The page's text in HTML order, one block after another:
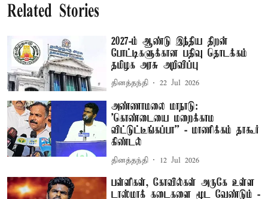
Related Stories
2027-ம் ஆண்டு இந்திய திறன்
போட்டிகளுக்கான பதிவு தொடக்கம் –
தமிழக அரசு அறிவிப்பு
தினத்தந்தி 22 Jul 2026
அண்ணாமலை மாநாடு:
'கொண்டையை மறைக்காம
விட்டுட்டீங்கப்பா'' - மாணிக்கம் தாகூர்
கிண்டல்
தினத்தந்தி 12 Jul 2026
பள்ளிகள், கோவில்கள் அருகே உள்ள
டாஸ்மாக் கடைகளை மூட வேண்டும் -